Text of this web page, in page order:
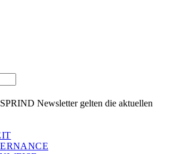
Newsletter gelten die aktuellen